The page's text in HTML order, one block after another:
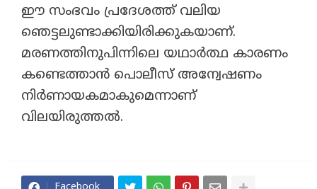
ഈ സംഭവം പ്രദേശത്ത് വലിയ
ഞെട്ടലുണ്ടാക്കിയിരിക്കുകയാണ്.
മരണത്തിനുപിന്നിലെ യഥാർത്ഥ കാരണം
കണ്ടെത്താൻ പൊലീസ് അന്വേഷണം
നിർണായകമാകുമെന്നാണ്
വിലയിരുത്തൽ.